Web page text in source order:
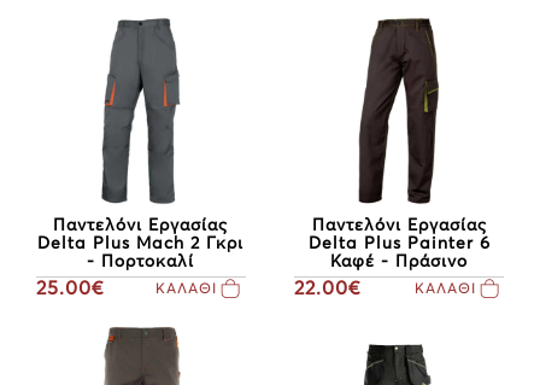
Παντελόνι Εργασίας
Delta Plus Mach 2 Γκρι
- Πορτοκαλί
25.00€ ΚΑΛΑΘΙ
Παντελόνι Εργασίας
Delta Plus Painter 6
Καφέ - Πράσινο
22.00€ ΚΑΛΑΘΙ